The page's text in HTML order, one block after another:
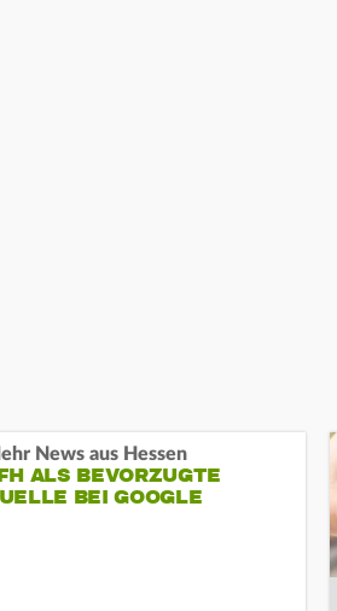
News aus Hessen
ALS BEVORZUGTE
BEI GOOGLE